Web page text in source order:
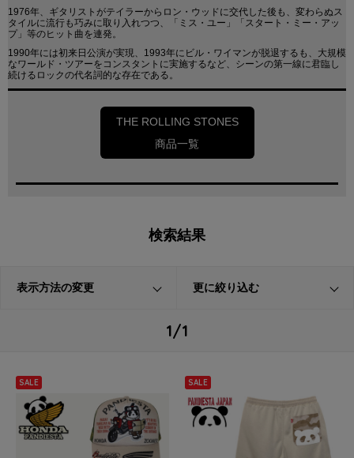
1976年、ギタリストがテイラーからロン・ウッドに交代した後も、変わらぬス
タイルに流行も巧みに取り入れつつ、「ミス・ユー」「スタート・ミー・アッ
プ」等のヒット曲を連発。
1990年には初来日公演が実現、1993年にビル・ワイマンが脱退するも、大規模
なワールド・ツアーをコンスタントに実施するなど、シーンの第一線に君臨し
続けるロックの代名詞的な存在である。
THE ROLLING STONES
商品一覧
検索結果
表示方法の変更 更に絞り込む
1/1
SALE SALE